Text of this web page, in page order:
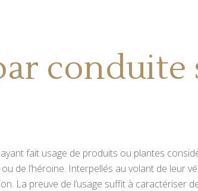
conduite
fait usage de produits ou plantes
de l’héroïne. Interpellés au volant de leur
La preuve de l’usage suffit à caractériser